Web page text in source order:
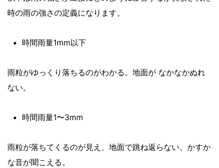
時の雨の強さの定義になります。
時間雨量1mm以下
雨粒がゆっくり落ちるのがわかる。地面が なかなかぬれ
ない。
時間雨量1〜3mm
雨粒が落ちてくるのが見え、地面で跳ね返らない。かすか
な音が聞こえる。